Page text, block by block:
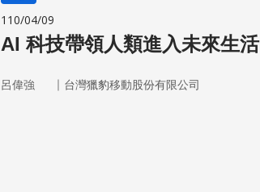
110/04/09
AI 科技帶領人類進入未來生活
呂偉強 ｜ 台灣獵豹移動股份有限公司